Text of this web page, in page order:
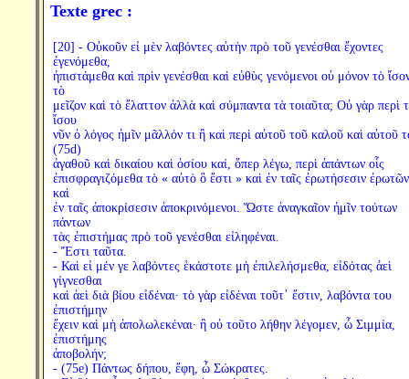
Texte grec :
[20] - Οὐκοῦν εἰ μὲν λαβόντες αὐτὴν πρὸ τοῦ γενέσθαι ἔχοντες
ἐγενόμεθα,
ἠπιστάμεθα καὶ πρὶν γενέσθαι καὶ εὐθὺς γενόμενοι οὐ μόνον τὸ
τὸ
μεῖζον καὶ τὸ ἔλαττον ἀλλὰ καὶ σύμπαντα τὰ τοιαῦτα; Οὐ γὰρ περὶ
ἴσου
νῦν ὁ λόγος ἡμῖν μᾶλλόν τι ἢ καὶ περὶ αὐτοῦ τοῦ καλοῦ καὶ αὐτοῦ
(75d)
ἀγαθοῦ καὶ δικαίου καὶ ὁσίου καί, ὅπερ λέγω, περὶ ἁπάντων οἷς
ἐπισφραγιζόμεθα τὸ « αὐτὸ ὃ ἔστι » καὶ ἐν ταῖς ἐρωτήσεσιν
καὶ
ἐν ταῖς ἀποκρίσεσιν ἀποκρινόμενοι. Ὥστε ἀναγκαῖον ἡμῖν τούτων
πάντων
τὰς ἐπιστήμας πρὸ τοῦ γενέσθαι εἰληφέναι.
- Ἔστι ταῦτα.
- Καὶ εἰ μέν γε λαβόντες ἑκάστοτε μὴ ἐπιλελήσμεθα, εἰδότας ἀεὶ
γίγνεσθαι
καὶ ἀεὶ διὰ βίου εἰδέναι· τὸ γὰρ εἰδέναι τοῦτ᾽ ἔστιν, λαβόντα του
ἐπιστήμην
ἔχειν καὶ μὴ ἀπολωλεκέναι· ἢ οὐ τοῦτο λήθην λέγομεν, ὦ Σιμμία,
ἐπιστήμης
ἀποβολήν;
- (75e) Πάντως δήπου, ἔφη, ὦ Σώκρατες.